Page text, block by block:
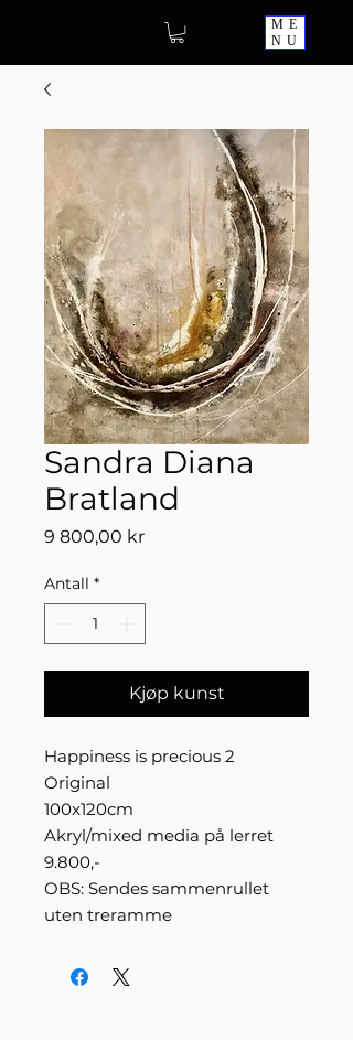
ME
NU
Sandra Diana
Bratland
9 800,00 krPris
Antall *
Kjøp kunst
Happiness is precious 2
Original
100x120cm
Akryl/mixed media på lerret
9.800,-
OBS: Sendes sammenrullet
uten treramme